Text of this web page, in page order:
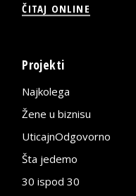
ČITAJ ONLINE
Projekti
Najkolega
Žene u biznisu
UticajnOdgovorno
Šta jedemo
30 ispod 30